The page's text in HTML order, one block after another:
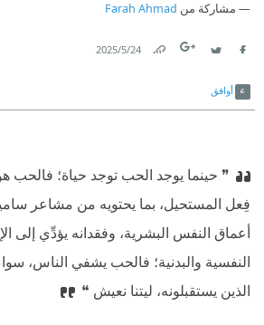
مشاركة من Farah Ahmad
24‏/5‏/2025
أوافق
❞ حينما يوجد الحب توجد حياة؛ فالحب
فِعل المستحيل، بما يحتويه من مشاعر
أعماق النفس البشرية، وفقدانه يؤدِّي إلى
النفسية والبدنية؛ فالحب يشفي الناس،
الذين يستقبلونه، ليتنا نعيش ❝